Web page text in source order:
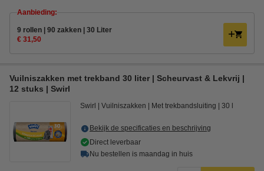
Aanbieding:
9 rollen | 90 zakken | 30 Liter
€ 31,50
Vuilniszakken met trekband 30 liter | Scheurvast & Lekvrij |
12 stuks | Swirl
Swirl Vuilniszakken Met trekbandsluiting 30 l
Bekijk de specificaties en beschrijving
Direct leverbaar
Nu bestellen is maandag in huis